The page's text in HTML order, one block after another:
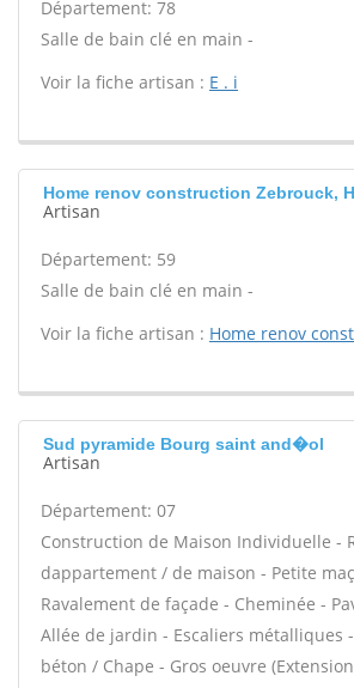
Département: 78
Salle de bain clé en main -
Voir la fiche artisan : E . i
Home renov construction Zebrouck,
Artisan
Département: 59
Salle de bain clé en main -
Voir la fiche artisan : Home renov
Sud pyramide Bourg saint and�ol
Artisan
Département: 07
Construction de Maison Individuelle -
dappartement / de maison - Petite
Ravalement de façade - Cheminée -
Allée de jardin - Escaliers métalliques
béton / Chape - Gros oeuvre